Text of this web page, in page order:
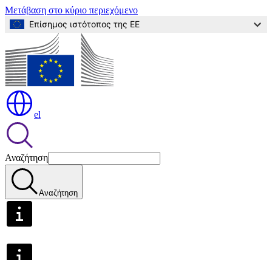
Μετάβαση στο κύριο περιεχόμενο
Επίσημος ιστότοπος της ΕΕ
el
Αναζήτηση
Αναζήτηση